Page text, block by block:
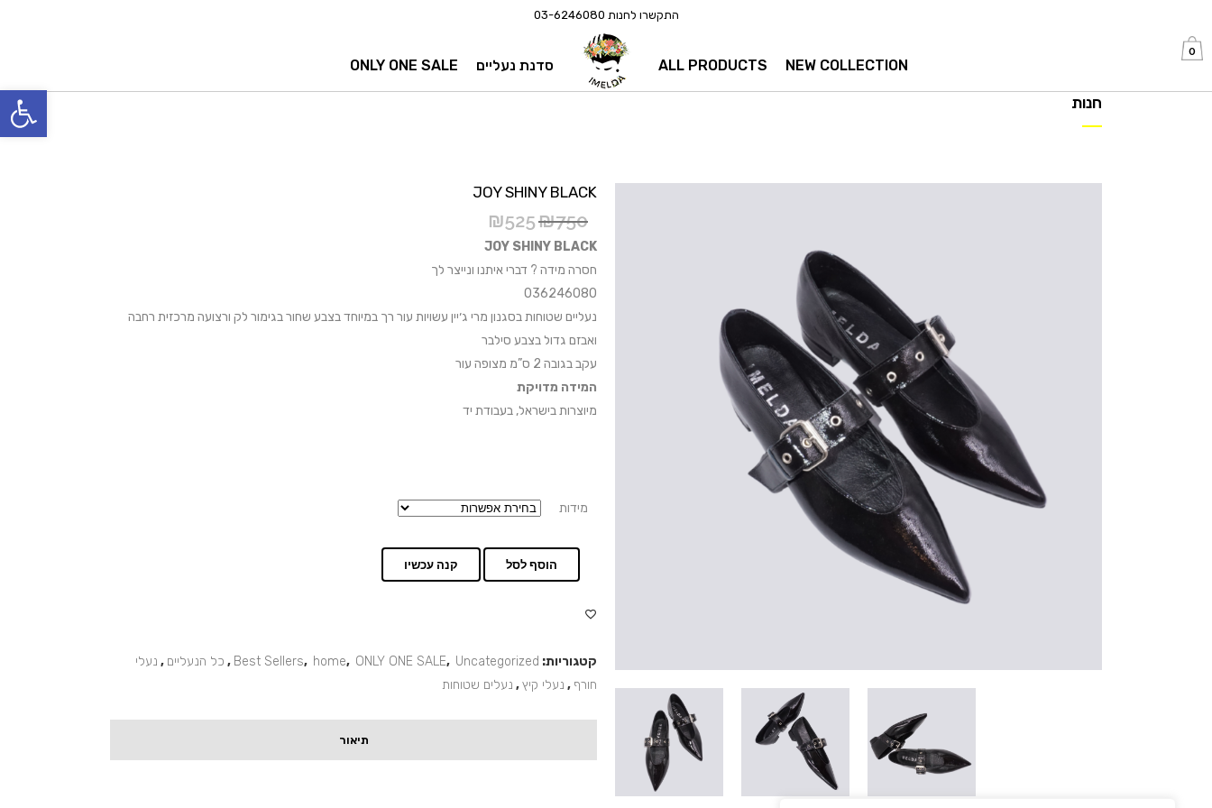
פתח
התקשרו לחנות 03-6246080
0
סדנת נעליים ONLY ONE SALE NEW COLLECTION
ALL PRODUCTS
חנות
JOY SHINY BLACK
₪750
₪525
JOY SHINY BLACK
חסרה מידה ? דברי איתנו ונייצר לך
036246080
נעליים שטוחות בסגנון מרי ג׳יין עשויות עור רך במיוחד בצבע שחור בגימור לק ורצועה מרכזית רחבה
ואבזם גדול בצבע סילבר
עקב בגובה 2 ס”מ מצופה עור
המידה מדויקת
מיוצרות בישראל, בעבודת יד
מידות
הוסף לסל קנה עכשיו
קטגוריות: Best Sellers, home, ONLY ONE SALE, Uncategorized
, כל הנעליים , נעלי
חורף , נעלי קיץ, נעלים שטוחות
תיאור